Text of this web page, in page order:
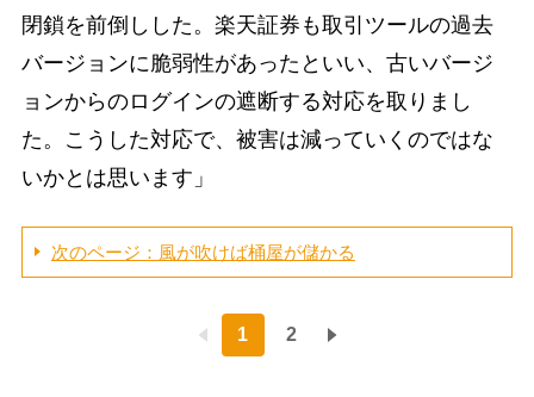
閉鎖を前倒しした。楽天証券も取引ツールの過去
バージョンに脆弱性があったといい、古いバージ
ョンからのログインの遮断する対応を取りまし
た。こうした対応で、被害は減っていくのではな
いかとは思います」
次のページ：風が吹けば桶屋が儲かる
1 2